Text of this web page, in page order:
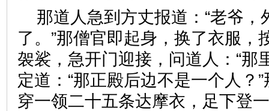
那道人急到方丈报道：“老爷，
了。”那僧官即起身，换了衣服，
袈裟，急开门迎接，问道人：“那
定道：“那正殿后边不是一个人？
穿一领二十五条达摩衣，足下登